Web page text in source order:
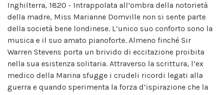
Inghilterra, 1820 - Intrappolata all’ombra della notorietà
della madre, Miss Marianne Domville non si sente parte
della società bene londinese. L’unico suo conforto sono la
musica e il suo amato pianoforte. Almeno finché Sir
Warren Stevens porta un brivido di eccitazione proibita
nella sua esistenza solitaria. Attraverso la scrittura, l’ex
medico della Marina sfugge i crudeli ricordi legati alla
guerra e quando sperimenta la forza d’ispirazione che la